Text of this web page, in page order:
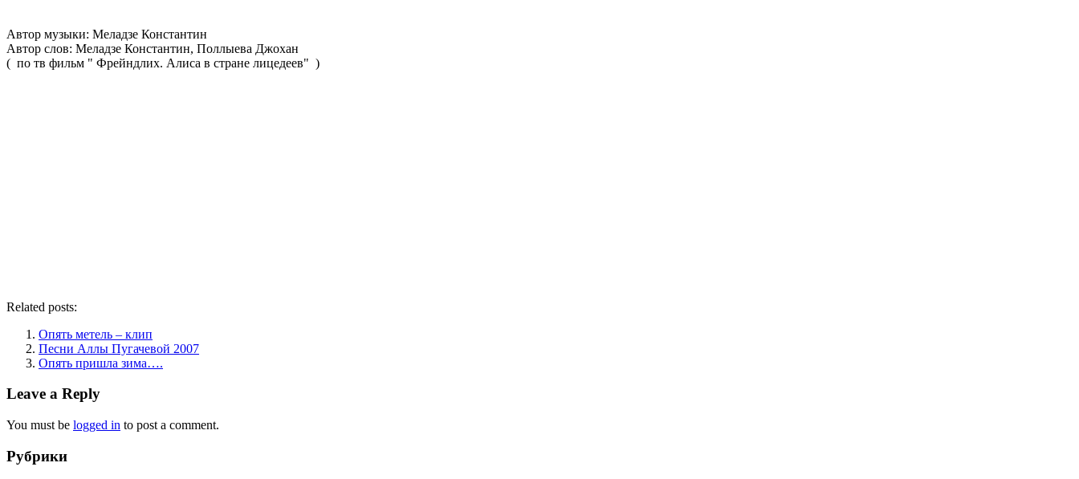
Автор музыки: Меладзе Константин
Автор слов: Меладзе Константин, Поллыева Джохан
( по тв фильм " Фрейндлих. Алиса в стране лицедеев" )
Related posts:
Опять метель – клип
Песни Аллы Пугачевой 2007
Опять пришла зима….
Leave a Reply
You must be logged in to post a comment.
Рубрики